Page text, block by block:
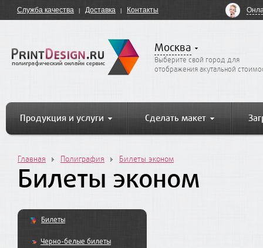
Служба качества Доставка Контакты
Москва
Выберите свой город для
отображения акутальной
Продукция и услуги Сделать макет
Главная Полиграфия Билеты эконом
Билеты эконом
Билеты
Черно-белые билеты